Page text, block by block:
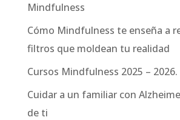
Mindfulness
Cómo Mindfulness te enseña a
filtros que moldean tu realidad
Cursos Mindfulness 2025 – 2026.
Cuidar a un familiar con
de ti